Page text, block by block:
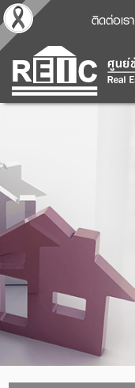
ติดต่อเรา